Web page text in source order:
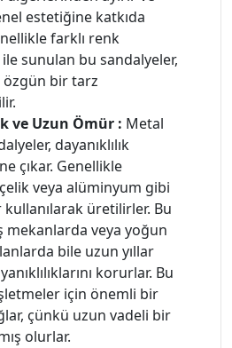
estetiğine katkıda
farklı renk
sunulan bu sandalyeler,
özgün bir tarz
ve Uzun Ömür : Metal
dayanıklılık
çıkar. Genellikle
veya alüminyum gibi
üretilirler. Bu
mekanlarda veya yoğun
bile uzun yıllar
korurlar. Bu
için önemli bir
çünkü uzun vadeli bir
olurlar.